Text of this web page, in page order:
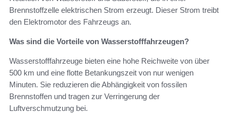
Brennstoffzelle elektrischen Strom erzeugt. Dieser Strom treibt
den Elektromotor des Fahrzeugs an.
Was sind die Vorteile von Wasserstofffahrzeugen?
Wasserstofffahrzeuge bieten eine hohe Reichweite von über
500 km und eine flotte Betankungszeit von nur wenigen
Minuten. Sie reduzieren die Abhängigkeit von fossilen
Brennstoffen und tragen zur Verringerung der
Luftverschmutzung bei.